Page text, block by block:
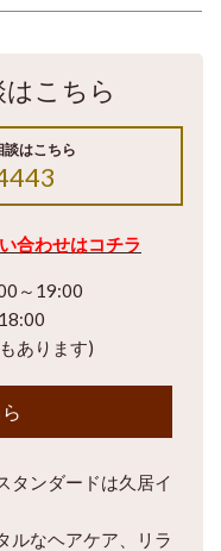
こちら
談はこちら
合わせはコチラ
～19:00
あります)
タンダードは久居イ
ロン♪
ルなヘアケア、リラ